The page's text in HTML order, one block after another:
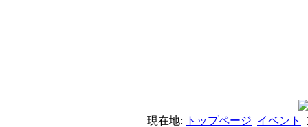
現在地: トップページ イベント